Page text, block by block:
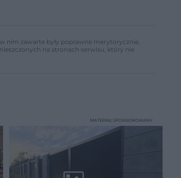
nim zawarte były poprawne merytorycznie,
na stronach serwisu, który nie
MATERIAŁ SPONSOROWANY